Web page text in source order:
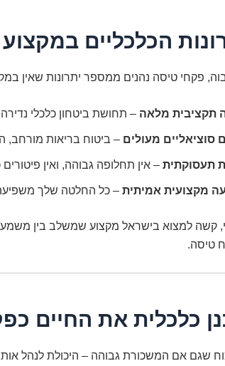
הכלכליים
פקחי טיסה נהנים ממספר יתרונות שאין
תקציבית מלאה – תחושת ביטחון כלכלי
סוציאליים מעולים – ביטוח בריאות מורחב,
תעסוקתית – אין תחלופה גבוהה, ואין
מקצועית אמיתית – כל החלטה שלך
קשה למצוא בישראל מקצוע שמשלב בין
טיסה.
כלכלית את החיים
שגם אם המשכורת גבוהה – היכולת לנהל